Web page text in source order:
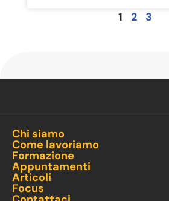
1
2 3
Chi siamo
Come lavoriamo
Formazione
Appuntamenti
Articoli
Focus